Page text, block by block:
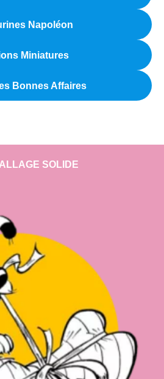
Napoléon
Miniatures
Bonnes Affaires
SOLIDE